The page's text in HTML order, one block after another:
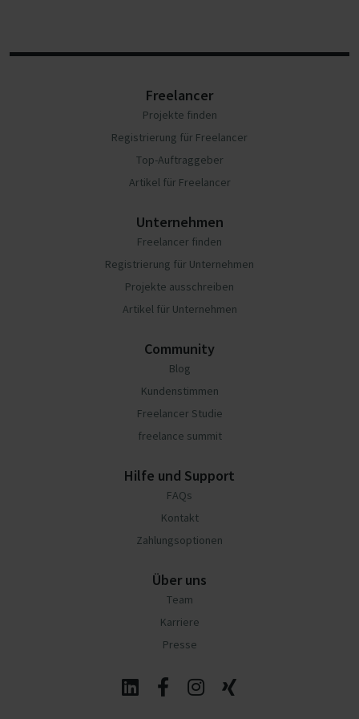
Freelancer
Projekte finden
Registrierung für Freelancer
Top-Auftraggeber
Artikel für Freelancer
Unternehmen
Freelancer finden
Registrierung für Unternehmen
Projekte ausschreiben
Artikel für Unternehmen
Community
Blog
Kundenstimmen
Freelancer Studie
freelance summit
Hilfe und Support
FAQs
Kontakt
Zahlungsoptionen
Über uns
Team
Karriere
Presse